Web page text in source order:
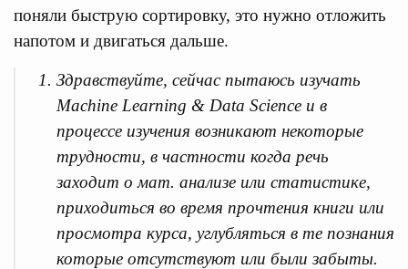
поняли быструю сортировку, это нужно отложить
напотом и двигаться дальше.
Здравствуйте, сейчас пытаюсь изучать
Machine Learning & Data Science и в
процессе изучения возникают некоторые
трудности, в частности когда речь
заходит о мат. анализе или статистике,
приходиться во время прочтения книги или
просмотра курса, углубляться в те познания
которые отсутствуют или были забыты.